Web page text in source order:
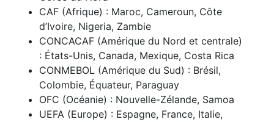
CAF (Afrique) : Maroc, Cameroun, Côte
d’Ivoire, Nigeria, Zambie
CONCACAF (Amérique du Nord et centrale)
: États-Unis, Canada, Mexique, Costa Rica
CONMEBOL (Amérique du Sud) : Brésil,
Colombie, Équateur, Paraguay
OFC (Océanie) : Nouvelle-Zélande, Samoa
UEFA (Europe) : Espagne, France, Italie,